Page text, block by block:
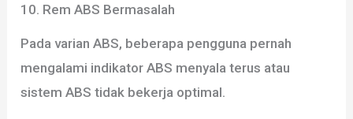
10. Rem ABS Bermasalah
Pada varian ABS, beberapa pengguna pernah
mengalami indikator ABS menyala terus atau
sistem ABS tidak bekerja optimal.